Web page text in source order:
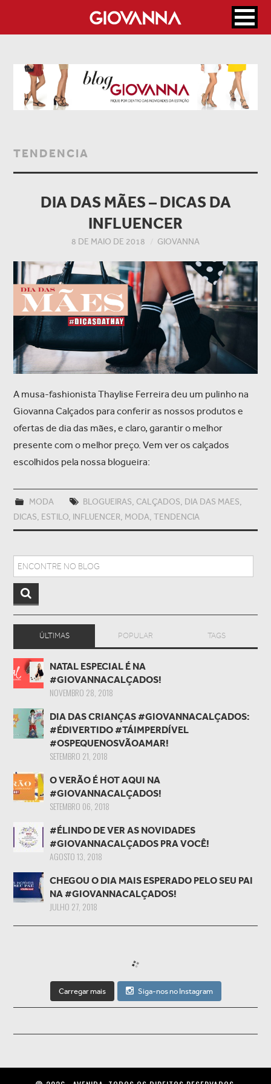
TENDENCIA
DIA DAS MÃES – DICAS DA
INFLUENCER
8 DE MAIO DE 2018 GIOVANNA
A musa-fashionista Thaylise Ferreira deu um pulinho na
Giovanna Calçados para conferir as nossos produtos e
ofertas de dia das mães, e claro, garantir o melhor
presente com o melhor preço. Vem ver os calçados
escolhidos pela nossa blogueira:
MODA BLOGUEIRAS, CALÇADOS, DIA DAS MAES,
DICAS, ESTILO, INFLUENCER, MODA,TENDENCIA
Search for:
ÚLTIMAS POPULAR TAGS
NATAL ESPECIAL É NA
#GIOVANNACALÇADOS!
NOVEMBRO 28, 2018
DIA DAS CRIANÇAS #GIOVANNACALÇADOS:
#ÉDIVERTIDO #TÁIMPERDÍVEL
#OSPEQUENOSVÃOAMAR!
SETEMBRO 21, 2018
O VERÃO É HOT AQUI NA
#GIOVANNACALÇADOS!
SETEMBRO 06, 2018
#ÉLINDO DE VER AS NOVIDADES
#GIOVANNACALÇADOS PRA VOCÊ!
AGOSTO 13, 2018
CHEGOU O DIA MAIS ESPERADO PELO SEU PAI
NA #GIOVANNACALÇADOS!
JULHO 27, 2018
Carregar mais Siga-nos no Instagram